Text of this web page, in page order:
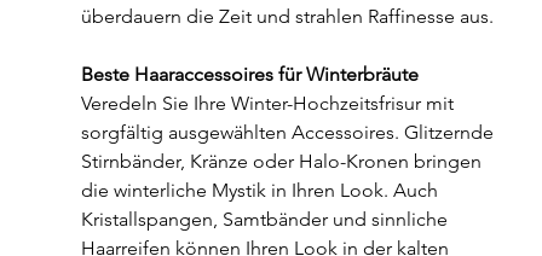
überdauern die Zeit und strahlen Raffinesse aus.
Beste Haaraccessoires für Winterbräute
Veredeln Sie Ihre Winter-Hochzeitsfrisur mit
sorgfältig ausgewählten Accessoires. Glitzernde
Stirnbänder, Kränze oder Halo-Kronen bringen
die winterliche Mystik in Ihren Look. Auch
Kristallspangen, Samtbänder und sinnliche
Haarreifen können Ihren Look in der kalten